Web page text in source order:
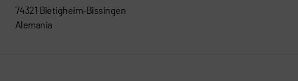
74321 Bietigheim-Bissingen
Alemania